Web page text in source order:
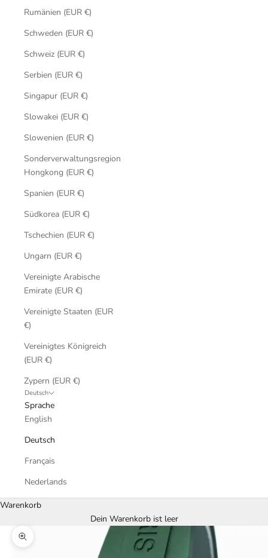
Rumänien (EUR €)
Schweden (EUR €)
Schweiz (EUR €)
Serbien (EUR €)
Singapur (EUR €)
Slowakei (EUR €)
Slowenien (EUR €)
Sonderverwaltungsregion
Hongkong (EUR €)
Spanien (EUR €)
Südkorea (EUR €)
Tschechien (EUR €)
Ungarn (EUR €)
Vereinigte Arabische
Emirate (EUR €)
Vereinigte Staaten (EUR
€)
Vereinigtes Königreich
(EUR €)
Zypern (EUR €)
Deutsch
Sprache
English
Deutsch
Français
Nederlands
Warenkorb
Dein Warenkorb ist leer
Bild vergrößern